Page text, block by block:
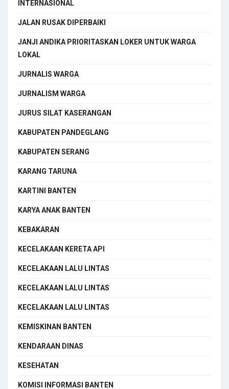
INTERNASIONAL
JALAN RUSAK DIPERBAIKI
JANJI ANDIKA PRIORITASKAN LOKER UNTUK WARGA
LOKAL
JURNALIS WARGA
JURNALISM WARGA
JURUS SILAT KASERANGAN
KABUPATEN PANDEGLANG
KABUPATEN SERANG
KARANG TARUNA
KARTINI BANTEN
KARYA ANAK BANTEN
KEBAKARAN
KECELAKAAN KERETA API
KECELAKAAN LALU LINTAS
KECELAKAAN LALU LINTAS
KECELAKAAN LALU LINTAS
KEMISKINAN BANTEN
KENDARAAN DINAS
KESEHATAN
KOMISI INFORMASI BANTEN